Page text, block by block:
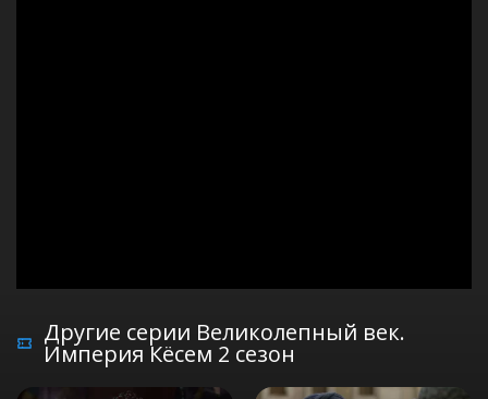
Другие серии Великолепный век.
Империя Кёсем 2 сезон